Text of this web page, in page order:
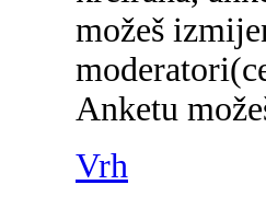
možeš
Anketu
Vrh